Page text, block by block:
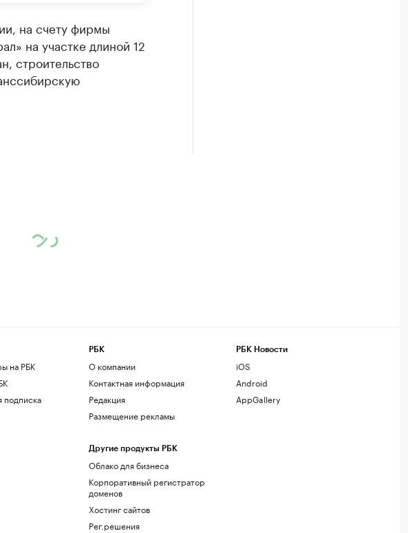
на счету фирмы
на участке длиной 12
строительство
на РБК
подписка
РБК
О компании
Контактная информация
Редакция
Размещение рекламы
Другие продукты РБК
Облако для бизнеса
Корпоративный регистратор
доменов
Хостинг сайтов
Рег.решения
РБК Новости
iOS
Android
AppGallery